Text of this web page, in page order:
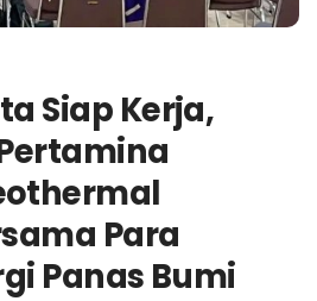
Siap Kerja,
Para
Panas Bumi